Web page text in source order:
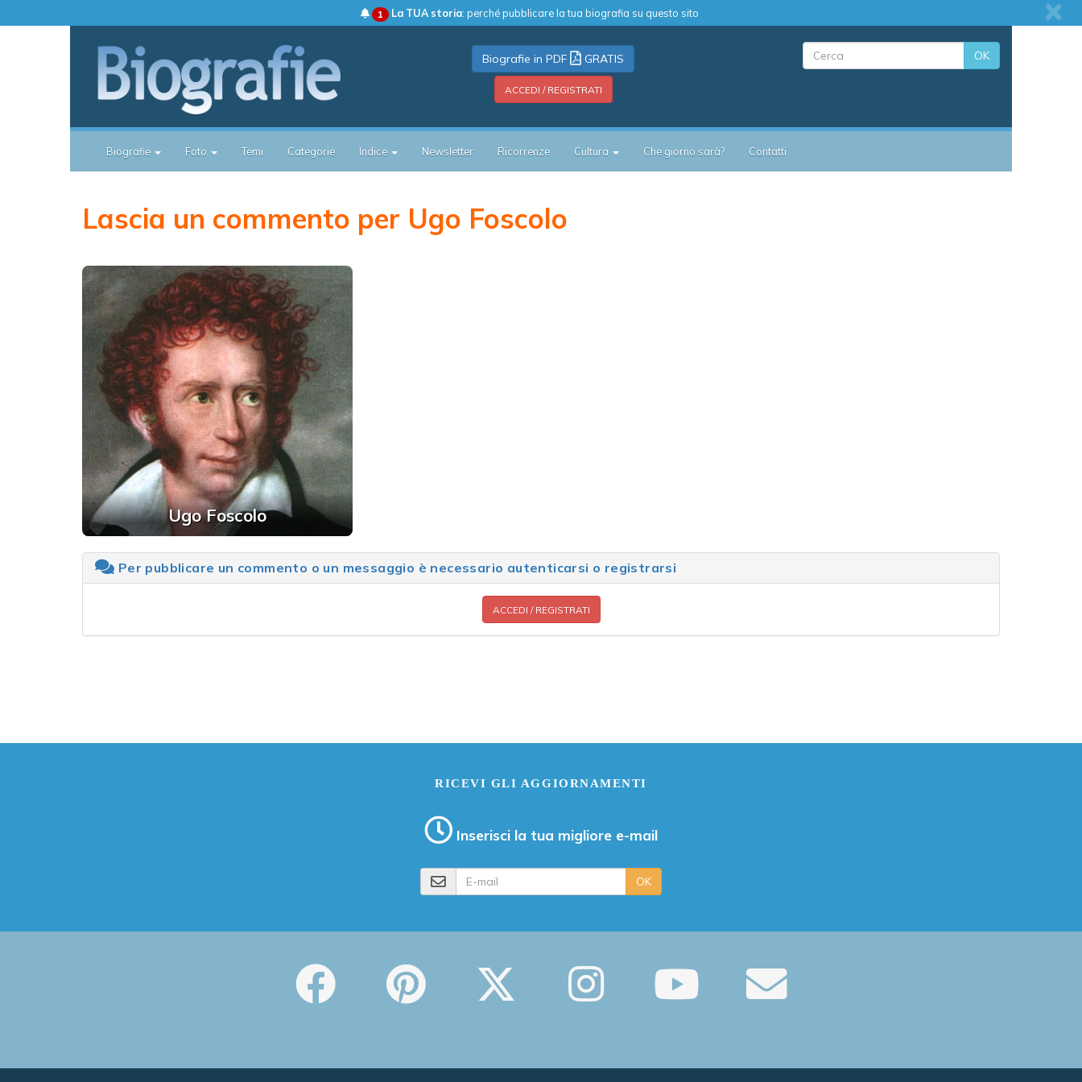
1 La TUA storia: perché pubblicare la tua biografia su questo sito
Biografie in PDF GRATIS
ACCEDI / REGISTRATI
OK
Biografie Foto Temi Categorie Indice Newsletter Ricorrenze Cultura Che giorno sarà? Contatti
Lascia un commento per Ugo Foscolo
Ugo Foscolo
Per pubblicare un commento o un messaggio è necessario autenticarsi o registrarsi
ACCEDI / REGISTRATI
RICEVI GLI AGGIORNAMENTI
Inserisci la tua migliore e-mail
OK